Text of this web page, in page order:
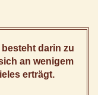
darin zu
an wenigem
erträgt.